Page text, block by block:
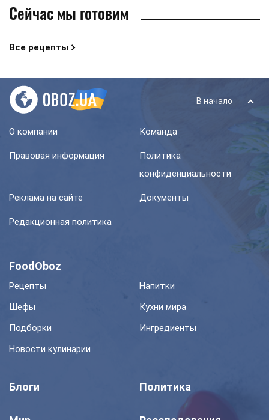
Сейчас мы готовим
Все рецепты
В начало
О компании Команда
Правовая информация
Политика
конфиденциальности
Реклама на сайте Документы
Редакционная политика
FoodOboz
Рецепты
Напитки
Шефы
Кухни мира
Подборки
Ингредиенты
Новости кулинарии
Блоги Политика